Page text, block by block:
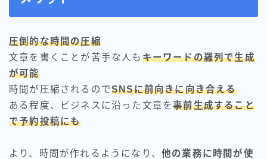
圧倒的な時間の圧縮
文章を書くことが苦手な人も キーワードの羅列で生成
が可能
時間が圧縮されるのでSNSに前向きに向き合える
ある程度、ビジネスに沿った文章を事前生成すること
で予約投稿にも
より、時間が作れるようになり、 他の業務に時間が使